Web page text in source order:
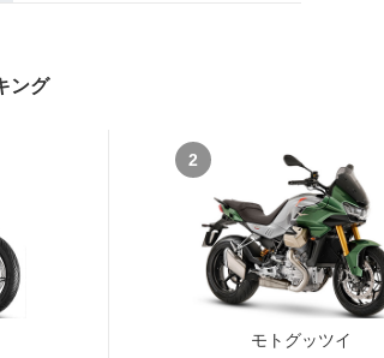
ング
2
モトグッツイ